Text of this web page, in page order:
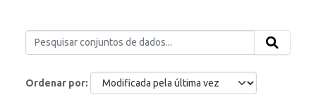
Ordenar por